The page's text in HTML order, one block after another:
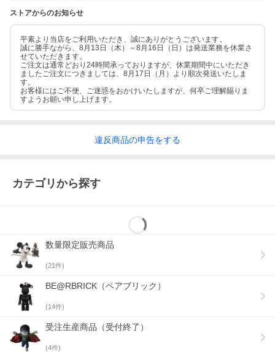
ストアからのお知らせ
平素より当店をご利用いただき、誠にありがとうございます。
誠に勝手ながら、8月13日（木）～8月16日（日）は発送業務を休業さ
せていただきます。
ご注文は通常どおり24時間承っておりますが、休業期間中にいただき
ましたご注文につきましては、8月17日（月）より順次発送いたしま
す。
お客様にはご不便、ご迷惑をおかけいたしますが、何卒ご理解賜りま
すようお願い申し上げます。
違反商品の申告をする
カテゴリから探す
数量限定販売商品
(21件)
BE@RBRICK（ベアブリック）
(14件)
受注生産商品（受付終了）
(4件)